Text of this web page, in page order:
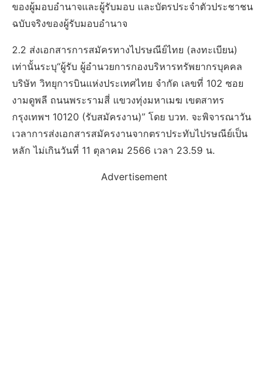
ของผู้มอบอำนาจและผู้รับมอบ และบัตรประจำตัวประชาชน
ฉบับจริงของผู้รับมอบอำนาจ
2.2 ส่งเอกสารการสมัครทางไปรษณีย์ไทย (ลงทะเบียน)
เท่านั้นระบุ“ผู้รับ ผู้อำนวยการกองบริหารทรัพยากรบุคคล
บริษัท วิทยุการบินแห่งประเทศไทย จำกัด เลขที่ 102 ซอย
งามดูพลี ถนนพระรามสี่ แขวงทุ่งมหาเมฆ เขตสาทร
กรุงเทพฯ 10120 (รับสมัครงาน)” โดย บวท. จะพิจารณาวัน
เวลาการส่งเอกสารสมัครงานจากตราประทับไปรษณีย์เป็น
หลัก ไม่เกินวันที่ 11 ตุลาคม 2566 เวลา 23.59 น.
Advertisement